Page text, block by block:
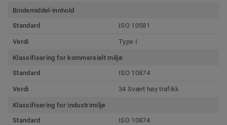
Bindemiddel-innhold
Standard
ISO 10581
Verdi Type I
Klassifisering for kommersielt miljø
Standard
ISO 10874
Verdi 34 Svært høy trafikk
Klassifisering for industrimiljø
Standard
ISO 10874